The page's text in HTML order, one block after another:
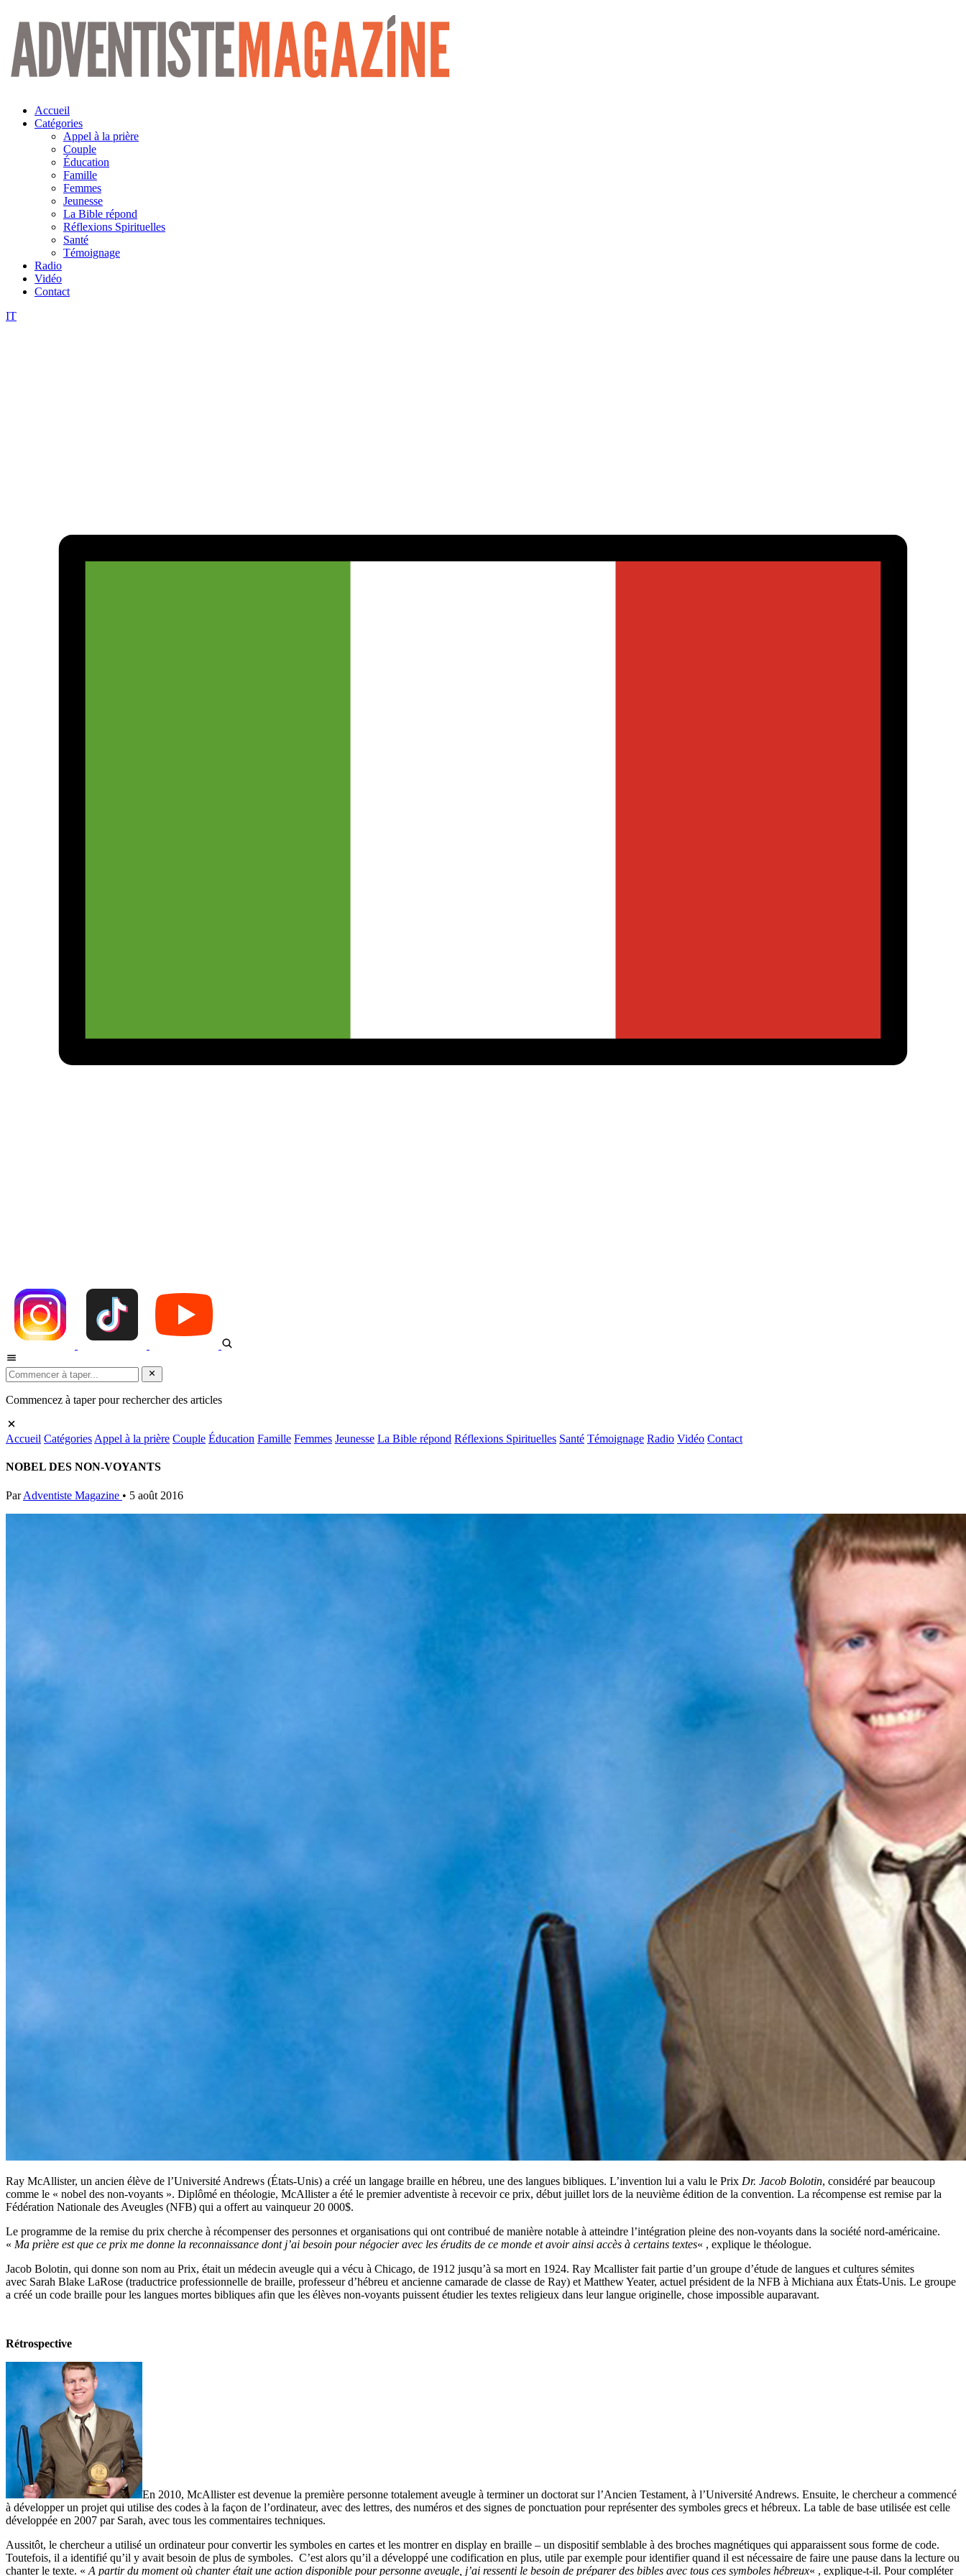
Aller
contenu
Accueil
Catégories
Appel à la prière
Couple
Éducation
Famille
Femmes
Jeunesse
La Bible répond
Réflexions Spirituelles
Santé
Témoignage
Radio
Vidéo
Contact
IT
Commencez à taper pour rechercher des articles
Accueil Catégories Appel à la prière Couple Éducation Famille Femmes Jeunesse La Bible répond Réflexions Spirituelles Santé Témoignage Radio Vidéo Contact
NOBEL DES NON-VOYANTS
Par Adventiste Magazine • 5 août 2016
Ray McAllister, un ancien élève de l’Université Andrews (États-Unis) a créé un langage braille en hébreu, une des langues bibliques. L’invention lui a valu le Prix Dr. Jacob Bolotin, considéré par beaucoup
comme le « nobel des non-voyants ». Diplômé en théologie, McAllister a été le premier adventiste à recevoir ce prix, début juillet lors de la neuvième édition de la convention. La récompense est remise par la
Fédération Nationale des Aveugles (NFB) qui a offert au vainqueur 20 000$.
Le programme de la remise du prix cherche à récompenser des personnes et organisations qui ont contribué de manière notable à atteindre l’intégration pleine des non-voyants dans la société nord-américaine.
« Ma prière est que ce prix me donne la reconnaissance dont j’ai besoin pour négocier avec les érudits de ce monde et avoir ainsi accès à certains textes« , explique le théologue.
Jacob Bolotin, qui donne son nom au Prix, était un médecin aveugle qui a vécu à Chicago, de 1912 jusqu’à sa mort en 1924. Ray Mcallister fait partie d’un groupe d’étude de langues et cultures sémites
avec Sarah Blake LaRose (traductrice professionnelle de braille, professeur d’hébreu et ancienne camarade de classe de Ray) et Matthew Yeater, actuel président de la NFB à Michiana aux États-Unis. Le groupe
a créé un code braille pour les langues mortes bibliques afin que les élèves non-voyants puissent étudier les textes religieux dans leur langue originelle, chose impossible auparavant.
Rétrospective
En 2010, McAllister est devenue la première personne totalement aveugle à terminer un doctorat sur l’Ancien Testament, à l’Université Andrews. Ensuite, le chercheur a commencé
à développer un projet qui utilise des codes à la façon de l’ordinateur, avec des lettres, des numéros et des signes de ponctuation pour représenter des symboles grecs et hébreux. La table de base utilisée est celle
développée en 2007 par Sarah, avec tous les commentaires techniques.
Aussitôt, le chercheur a utilisé un ordinateur pour convertir les symboles en cartes et les montrer en display en braille – un dispositif semblable à des broches magnétiques qui apparaissent sous forme de code.
Toutefois, il a identifié qu’il y avait besoin de plus de symboles. C’est alors qu’il a développé une codification en plus, utile par exemple pour identifier quand il est nécessaire de faire une pause dans la lecture ou
chanter le texte. « A partir du moment où chanter était une action disponible pour personne aveugle, j’ai ressenti le besoin de préparer des bibles avec tous ces symboles hébreux« , explique-t-il. Pour compléter